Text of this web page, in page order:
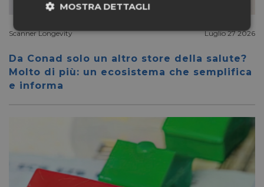
Scanner Longevity Luglio 27 2026
Da Conad solo un altro store della salute?
Molto di più: un ecosistema che semplifica
e informa
MOSTRA DETTAGLI
Necessari Marketing
Non classificati
Marketing Non classificati
I cookie necessari contribuiscono a rendere fruibile il